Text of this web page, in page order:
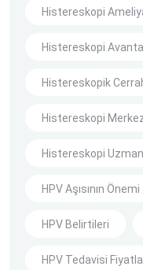
Histereskopi
Histereskopi
Histereskopik
Histereskopi
Histereskopi
HPV Aşısının Önemi
HPV Belirtileri
HPV Tedavisi